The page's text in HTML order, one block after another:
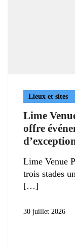
Lieux et sites
Lime
offre
Lime Venue
trois stades
30 juillet 2026